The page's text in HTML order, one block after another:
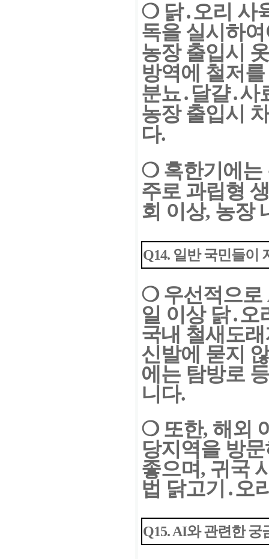
❍ 닭․오리 사
독을 실시 하
농장 출입시
방역에 철저
분뇨․달걀․사
농장 출입시
다.
❍ 혹한기에는
주로 과립형
회 이상, 농장
Q14. 일반 국민들이
❍ 우선적으
일 이상 닭․오
국내 철새도
신발에 묻지
에는 탐방로
니다.
❍또한, 해외
당지역을 방
좋으며, 귀국
법 닭고기․오
Q15. AI와 관련한